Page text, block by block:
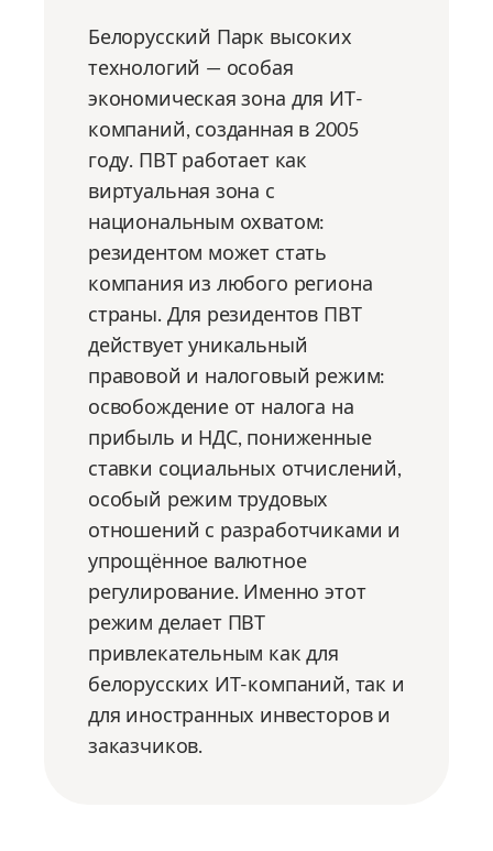
Белорусский Парк высоких
технологий — особая
экономическая зона для ИТ-
компаний, созданная в 2005
году. ПВТ работает как
виртуальная зона с
национальным охватом:
резидентом может стать
компания из любого региона
страны. Для резидентов ПВТ
действует уникальный
правовой и налоговый режим:
освобождение от налога на
прибыль и НДС, пониженные
ставки социальных отчислений,
особый режим трудовых
отношений с разработчиками и
упрощённое валютное
регулирование. Именно этот
режим делает ПВТ
привлекательным как для
белорусских ИТ-компаний, так и
для иностранных инвесторов и
заказчиков.